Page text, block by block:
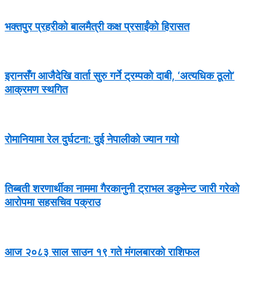
भक्तपुर प्रहरीको बालमैत्री कक्ष प्रसाईंको हिरासत
इरानसँग आजैदेखि वार्ता सुरु गर्ने ट्रम्पको दाबी, ‘अत्यधिक ठूलो’
आक्रमण स्थगित
रोमानियामा रेल दुर्घटना: दुई नेपालीको ज्यान गयो
तिब्बती शरणार्थीका नाममा गैरकानुनी ट्राभल डकुमेन्ट जारी गरेको
आरोपमा सहसचिव पक्राउ
आज २०८३ साल साउन १९ गते मंगलबारको राशिफल